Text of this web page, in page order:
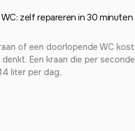
zelf repareren in 30 minuten
of een doorlopende WC kost
Een kraan die per seconde
liter per dag,